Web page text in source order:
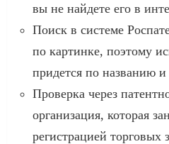
вы не найдете его в
Поиск в системе
по картинке, поэтому
придется по названию
Проверка через
организация, которая
регистрацией торговых